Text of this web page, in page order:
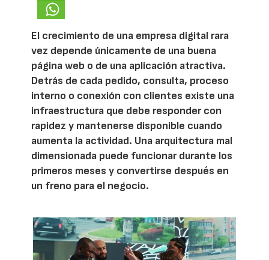
El crecimiento de una empresa digital rara
vez depende únicamente de una buena
página web o de una aplicación atractiva.
Detrás de cada pedido, consulta, proceso
interno o conexión con clientes existe una
infraestructura que debe responder con
rapidez y mantenerse disponible cuando
aumenta la actividad. Una arquitectura mal
dimensionada puede funcionar durante los
primeros meses y convertirse después en
un freno para el negocio.